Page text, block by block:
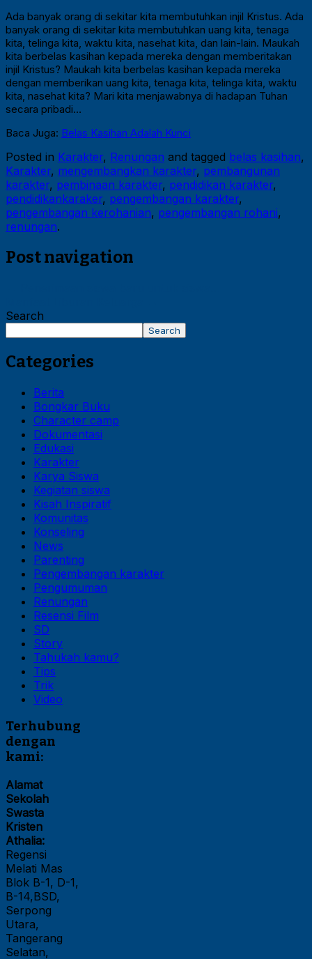
Ada banyak orang di sekitar kita membutuhkan injil Kristus. Ada
banyak orang di sekitar kita membutuhkan uang kita, tenaga
kita, telinga kita, waktu kita, nasehat kita, dan lain-lain. Maukah
kita berbelas kasihan kepada mereka dengan memberitakan
injil Kristus? Maukah kita berbelas kasihan kepada mereka
dengan memberikan uang kita, tenaga kita, telinga kita, waktu
kita, nasehat kita? Mari kita menjawabnya di hadapan Tuhan
secara pribadi…
Baca Juga: Belas Kasihan Adalah Kunci
Posted in Karakter, Renungan and tagged belas kasihan,
Karakter, mengembangkan karakter, pembangunan
karakter, pembinaan karakter, pendidikan karakter,
pendidikankaraker, pengembangan karakter,
pengembangan kerohanian, pengembangan rohani,
renungan.
Post navigation
Search
Search
Categories
Berita
Bongkar Buku
Character camp
Dokumentasi
Edukasi
Karakter
Karya Siswa
Kegiatan siswa
Kisah Inspiratif
Komunitas
Konseling
News
Parenting
Pengembangan karakter
Pengumuman
Renungan
Resensi Film
SD
Story
Tahukah kamu?
Tips
Trik
Video
Terhubung
dengan
kami:
Alamat
Sekolah
Swasta
Kristen
Athalia:
Regensi
Melati Mas
Blok B-1, D-1,
B-14,BSD,
Serpong
Utara,
Tangerang
Selatan,